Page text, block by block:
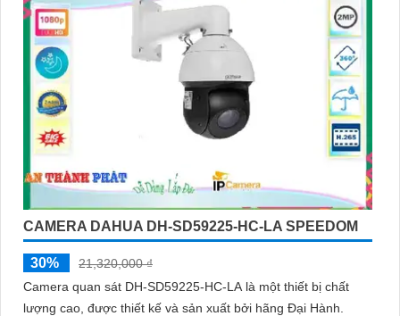
CAMERA DAHUA DH-SD59225-HC-LA SPEEDOM
30%
21,320,000 ₫
Camera quan sát DH-SD59225-HC-LA là một thiết bị chất
lượng cao, được thiết kế và sản xuất bởi hãng Đại Hành.